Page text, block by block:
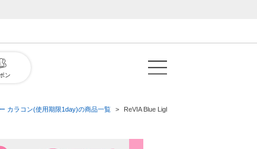
カラコン(使用期限1day)の商品一覧 ReVIA Blue Light Barrier COLOR 1day ベー
ン